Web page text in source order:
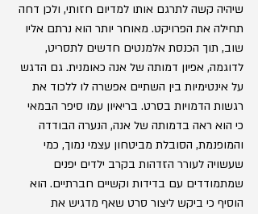
שיהיה קשה לתרגם אותו למדיום חזותי, ולכן דחה
תחילה את הפרויקט. מאוחר יותר הוא נרתם אליו
שוב, תוך הכנסת אלמנטים חדשים לתסריט,
לדוגמה, אפיון דמותה של אנה כאומנית. גם הדגש
על אינטימיות בין השתיים אפשרה לו ללכוד את
רגשות הדמויות בסרט. בריאיון עמו סיפר הבמאי
כי הוא ראה בדמותה של אנה, הנערה הבודדה
והמופנמת, הסובלת מביטחון עצמי נמוך, כמי
שעשויה לעורר הזדהות בקרב ילדים יפנים
שמתמודדים עם בדידות וקשיים חברתיים. הוא
הוסיף כי ביקש ליצור סרט שאף מדגיש את